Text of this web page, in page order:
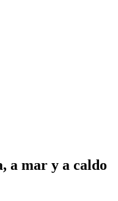
a mar y a caldo